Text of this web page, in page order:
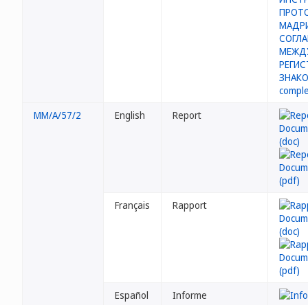
MM/A/57/2 English Report
Français Rapport
Español Informe